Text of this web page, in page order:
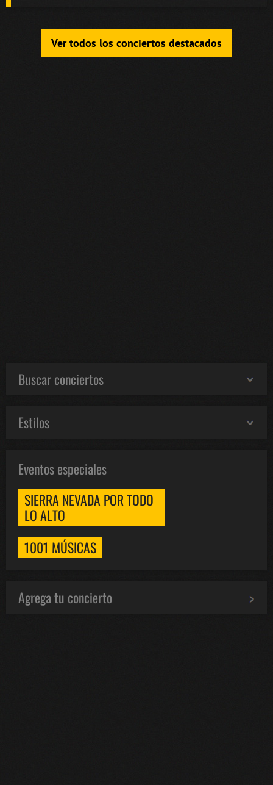
Ver todos los conciertos destacados
Buscar conciertos
Estilos
Eventos especiales
SIERRA NEVADA POR TODO
LO ALTO
1001 MÚSICAS
Agrega tu concierto